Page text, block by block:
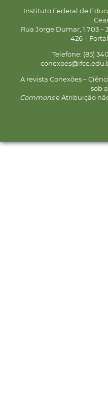
Instituto Federal de
Rua Jorge Dumar, 1.703 –
426 –
Telefone: (85)
A revista Conexões –
sob a
Commonse Atribuição